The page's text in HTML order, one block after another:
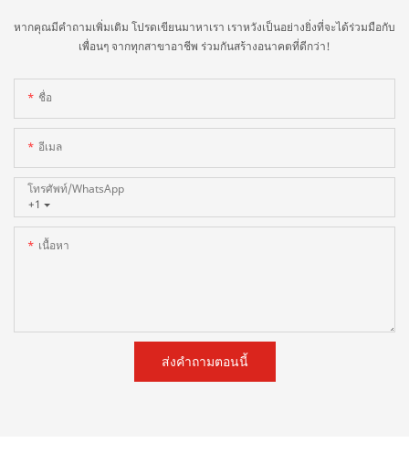
หากคุณมีคำถามเพิ่มเติม โปรดเขียนมาหาเรา เราหวังเป็นอย่างยิ่งที่จะได้ร่วมมือกับ
เพื่อนๆ จากทุกสาขาอาชีพ ร่วมกันสร้างอนาคตที่ดีกว่า!
ชื่อ
อีเมล
+1
โทรศัพท์/WhatsApp
เนื้อหา
ส่งคำถามตอนนี้